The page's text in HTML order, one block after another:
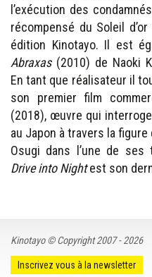
l’exécution des
récompensé du Soleil
édition Kinotayo. Il est
Abraxas (2010) de Naoki
En tant que réalisateur il
son premier film
(2018), œuvre qui
au Japon à travers la figure
Osugi dans l’une de ses
Drive into Nightest son
Kinotayo © Copyright 2007 - 2026
Inscrivez vous à la newsletter